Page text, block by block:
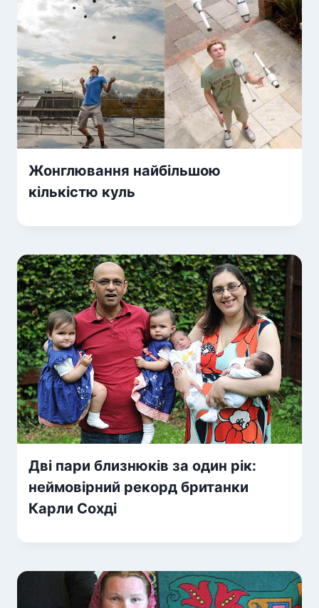
Жонглювання найбільшою
кількістю куль
Дві пари близнюків за один рік:
неймовірний рекорд британки
Карли Сохді